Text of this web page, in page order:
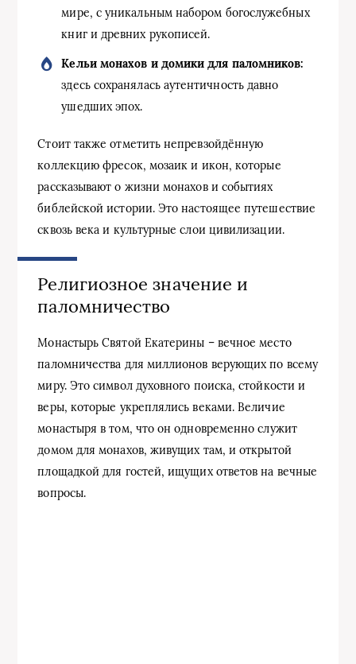
мире, с уникальным набором богослужебных
книг и древних рукописей.
Кельи монахов и домики для паломников:
здесь сохранялась аутентичность давно
ушедших эпох.
Стоит также отметить непревзойдённую
коллекцию фресок, мозаик и икон, которые
рассказывают о жизни монахов и событиях
библейской истории. Это настоящее путешествие
сквозь века и культурные слои цивилизации.
Религиозное значение и
паломничество
Монастырь Святой Екатерины – вечное место
паломничества для миллионов верующих по всему
миру. Это символ духовного поиска, стойкости и
веры, которые укреплялись веками. Величие
монастыря в том, что он одновременно служит
домом для монахов, живущих там, и открытой
площадкой для гостей, ищущих ответов на вечные
вопросы.